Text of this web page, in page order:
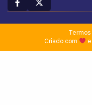
Termos|
Criado com
e